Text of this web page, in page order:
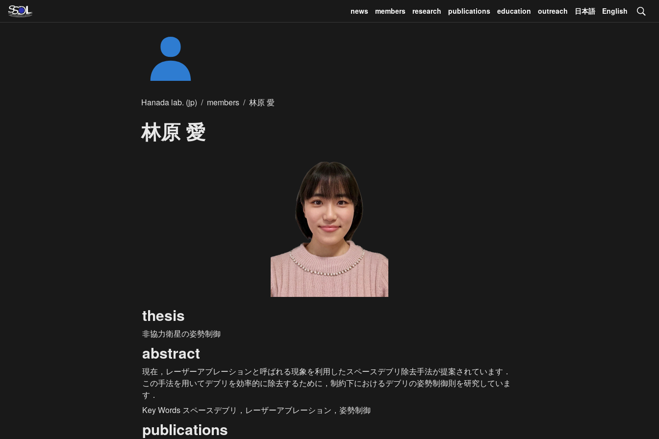
news members research publications education outreach 日本語 English
Hanada lab. (jp) / members / 林原 愛
林原 愛
thesis
非協力衛星の姿勢制御
abstract
現在，レーザーアブレーションと呼ばれる現象を利用したスペースデブリ除去手法が提案されています．
この手法を用いてデブリを効率的に除去するために，制約下におけるデブリの姿勢制御則を研究していま
す．
Key Words スペースデブリ，レーザーアブレーション，姿勢制御
publications